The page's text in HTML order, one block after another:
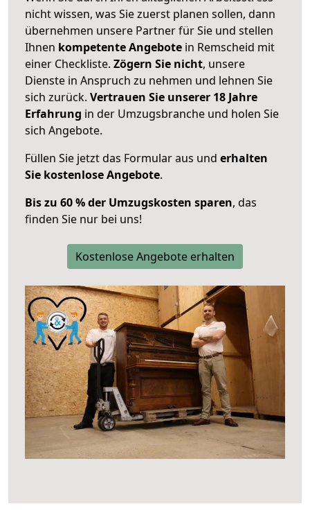
nicht wissen, was Sie zuerst planen sollen, dann
übernehmen unsere Partner für Sie und stellen
Ihnen kompetente Angebote in Remscheid mit
einer Checkliste. Zögern Sie nicht, unsere
Dienste in Anspruch zu nehmen und lehnen Sie
sich zurück. Vertrauen Sie unserer 18 Jahre
Erfahrung in der Umzugsbranche und holen Sie
sich Angebote.
Füllen Sie jetzt das Formular aus und erhalten
Sie kostenlose Angebote.
Bis zu 60 % der Umzugskosten sparen, das
finden Sie nur bei uns!
Kostenlose Angebote erhalten